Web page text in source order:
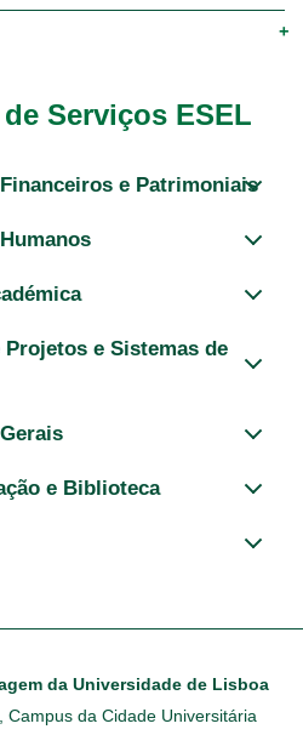
Serviços ESEL
e Patrimoniais
e Sistemas de
e Biblioteca
da Universidade de Lisboa
Campus da Cidade Universitária